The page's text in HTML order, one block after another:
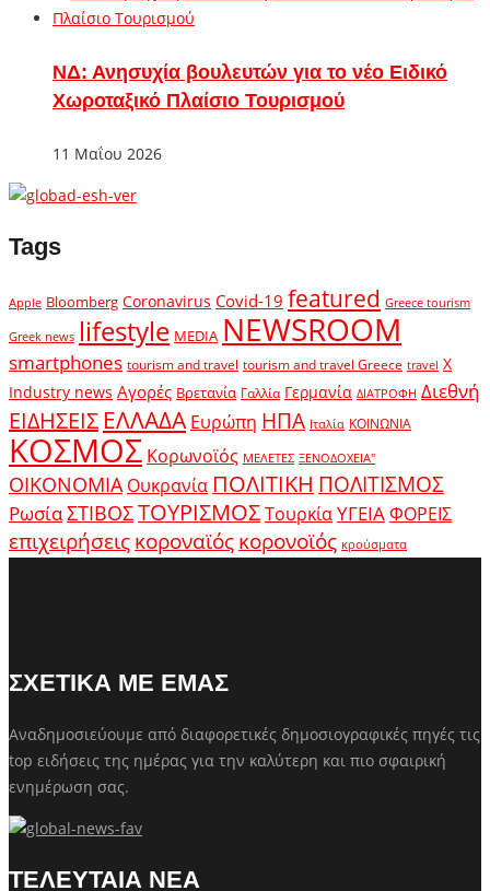
ΝΔ: Ανησυχία βουλευτών για το νέο Ειδικό
Χωροταξικό Πλαίσιο Τουρισμού
11 Μαΐου 2026
Tags
Apple Bloomberg Coronavirus Covid-19 featured Greece tourism
Greek news lifestyle MEDIA NEWSROOM
smartphones tourism and travel tourism and travel Greece travel X
Industry news Αγορές Βρετανία Γαλλία Γερμανία ΔΙΑΤΡΟΦΗ Διεθνή
ΕΙΔΗΣΕΙΣ ΕΛΛΑΔΑ Ευρώπη ΗΠΑ Ιταλία ΚΟΙΝΩΝΙΑ
ΚΟΣΜΟΣ Κορωνοϊός ΜΕΛΕΤΕΣ ΞΕΝΟΔΟΧΕΙΑ"
ΟΙΚΟΝΟΜΙΑ Ουκρανία ΠΟΛΙΤΙΚΗ ΠΟΛΙΤΙΣΜΟΣ
ΡωσίαΣΤΙΒΟΣΤΟΥΡΙΣΜΟΣΤουρκίαΥΓΕΙΑΦΟΡΕΙΣ
επιχειρήσειςκοροναϊόςκορονοϊός κρούσματα
ΣΧΕΤΙΚΑ ΜΕ ΕΜΑΣ
Αναδημοσιεύουμε από διαφορετικές δημοσιογραφικές πηγές τις
top ειδήσεις της ημέρας για την καλύτερη και πιο σφαιρική
ενημέρωση σας.
ΤΕΛΕΥΤΑΙΑ ΝΕΑ